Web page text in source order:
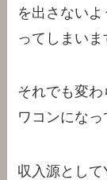
を出さない
ってしまいま
それでも変
ワコンになっ
収入源として